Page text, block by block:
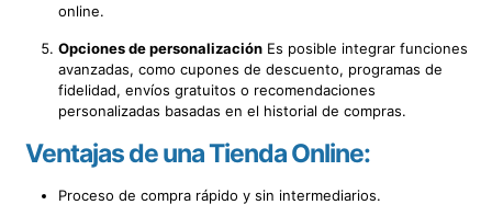
online.
Opciones de personalización Es posible integrar funciones
avanzadas, como cupones de descuento, programas de
fidelidad, envíos gratuitos o recomendaciones
personalizadas basadas en el historial de compras.
Ventajas de una Tienda Online:
Proceso de compra rápido y sin intermediarios.